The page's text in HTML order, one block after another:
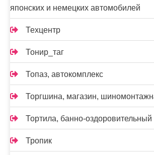
японских и немецких автомобилей
Техцентр
Тонир_таг
Топаз, автокомплекс
Торгшина, магазин,
Тортила, банно-оздоровительный
Тропик